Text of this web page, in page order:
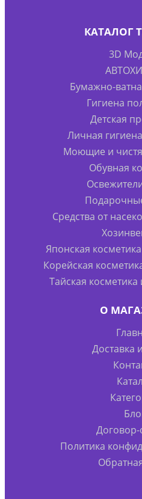
КАТАЛОГ
3D
Бумажно-
Гигиена
Детская
Личная
Моющие и
Обувная
Средства от
Японская
Корейская
Тайская
О
Доставка
Договор-
Политика